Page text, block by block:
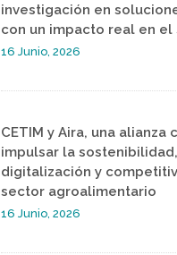
investigación en
con un impacto real en
16 Junio, 2026
CETIM y Aira, una alianza
impulsar la sostenibilidad,
digitalización y
sector agroalimentario
16 Junio, 2026